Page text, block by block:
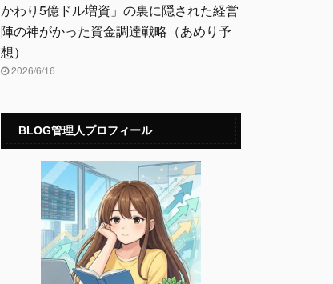
かわり5億ドル増資」の裏に隠された経営
陣の神がかった資金調達戦略（あめり予
想）
2026/6/16
BLOG管理人プロフィール